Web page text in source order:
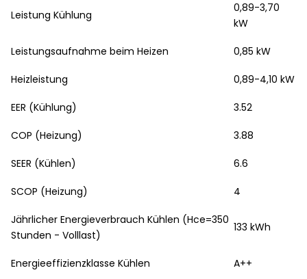
Leistung Kühlung
0,89-3,70
kW
Leistungsaufnahme beim Heizen 0,85 kW
Heizleistung 0,89-4,10 kW
EER (Kühlung) 3.52
COP (Heizung) 3.88
SEER (Kühlen) 6.6
SCOP (Heizung) 4
Jährlicher Energieverbrauch Kühlen (Hce=350
Stunden - Volllast)
133 kWh
Energieeffizienzklasse Kühlen A++